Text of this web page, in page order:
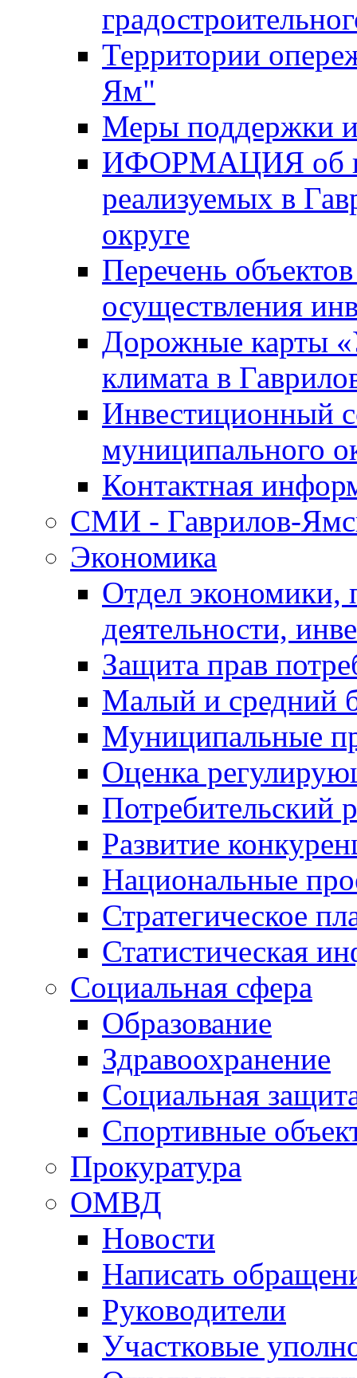
Территории
Ям"
Меры поддержки
ИФОРМАЦИЯ об
реализуемых в
округе
Перечень
осуществления
Дорожные карты
климата в
Инвестиционный
муниципального
Контактная
СМИ - Гаврилов-
Экономика
Отдел экономики,
деятельности,
Защита прав
Малый и средний
Муниципальные
Оценка
Потребительский
Развитие
Национальные
Стратегическое
Статистическая
Социальная сфера
Образование
Здравоохранение
Социальная
Спортивные
Прокуратура
ОМВД
Новости
Написать
Руководители
Участковые